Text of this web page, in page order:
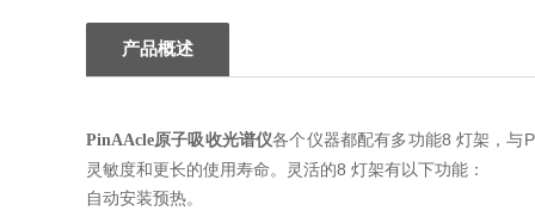
产品概述
PinAAcle原子吸收光谱仪各个仪器都配有多功能8 灯架，与
灵敏度和更长的使用寿命。灵活的8 灯架有以下功能：
自动安装预热。